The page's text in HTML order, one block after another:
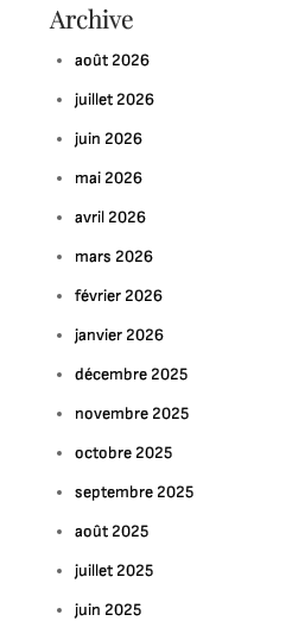
Archive
août 2026
juillet 2026
juin 2026
mai 2026
avril 2026
mars 2026
février 2026
janvier 2026
décembre 2025
novembre 2025
octobre 2025
septembre 2025
août 2025
juillet 2025
juin 2025